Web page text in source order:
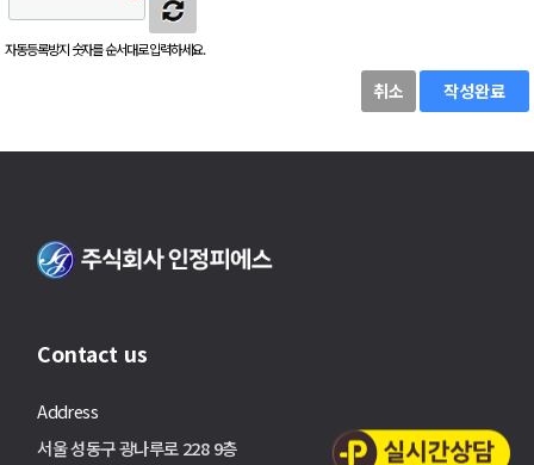
자동등록방지 숫자를 순서대로 입력하세요.
취소 작성완료
Contact us
Address
서울 성동구 광나루로 228 9층